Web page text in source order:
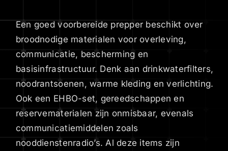
Een goed voorbereide prepper beschikt over
broodnodige materialen voor overleving,
communicatie, bescherming en
basisinfrastructuur. Denk aan drinkwaterfilters,
noodrantsoenen, warme kleding en verlichting.
Ook een EHBO-set, gereedschappen en
reservematerialen zijn onmisbaar, evenals
communicatiemiddelen zoals
nooddienstenradio’s. Al deze items zijn